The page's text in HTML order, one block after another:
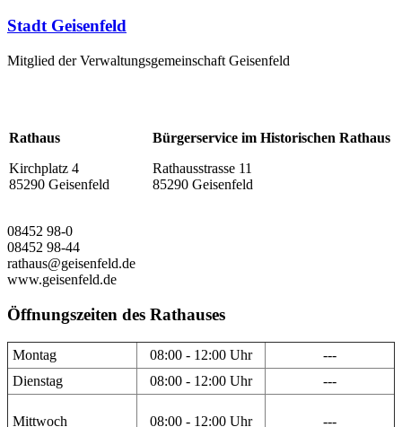
Stadt Geisenfeld
Mitglied der Verwaltungsgemeinschaft Geisenfeld
Rathaus
Kirchplatz 4
85290 Geisenfeld
Bürgerservice im Historischen Rathaus
Rathausstrasse 11
85290 Geisenfeld
08452 98-0
08452 98-44
rathaus@geisenfeld.de
www.geisenfeld.de
Öffnungszeiten des Rathauses
Montag 08:00 - 12:00 Uhr
---
Dienstag
08:00 - 12:00 Uhr ---
Mittwoch 08:00 - 12:00 Uhr ---